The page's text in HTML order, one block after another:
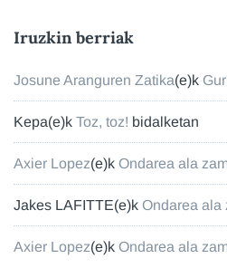
Iruzkin berriak
Josune Aranguren Zatika(e)k
Kepa(e)k Toz, toz! bidalketan
Axier Lopez(e)k Ondarea ala
Jakes LAFITTE(e)k Ondarea ala
Axier Lopez(e)k Ondarea ala